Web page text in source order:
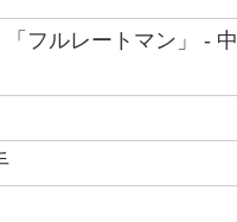
フルレートマン」 - 中